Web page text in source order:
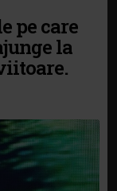
pe care
la